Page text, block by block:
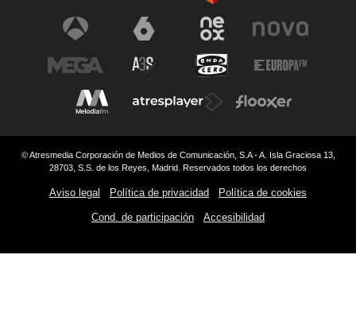
© Atresmedia Corporación de Medios de Comunicación, S.A - A. Isla Graciosa 13,
28703, S.S. de los Reyes, Madrid. Reservados todos los derechos
Aviso legal Política de privacidad Política de cookies
Cond. de participación Accesibilidad